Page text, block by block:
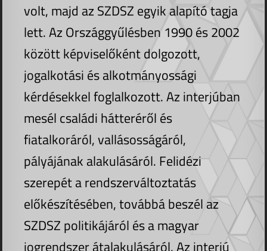
volt, majd az SZDSZ egyik alapító tagja
lett. Az Országgyűlésben 1990 és 2002
között képviselőként dolgozott,
jogalkotási és alkotmányossági
kérdésekkel foglalkozott. Az interjúban
mesél családi hátteréről és
fiatalkoráról, vallásosságáról,
pályájának alakulásáról. Felidézi
szerepét a rendszerváltoztatás
előkészítésében, továbbá beszél az
SZDSZ politikájáról és a magyar
jogrendszer átalakulásáról. Az interjú